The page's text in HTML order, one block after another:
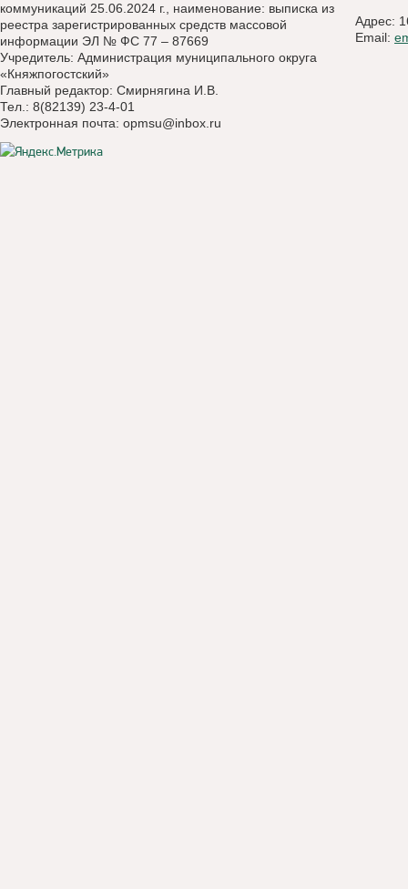
коммуникаций 25.06.2024 г., наименование: выписка из
реестра зарегистрированных средств массовой
информации ЭЛ № ФС 77 – 87669
Учредитель: Администрация муниципального округа
«Княжпогостский»
Главный редактор: Смирнягина И.В.
Тел.: 8(82139) 23-4-01
Электронная почта: opmsu@inbox.ru
Адрес:
Email: